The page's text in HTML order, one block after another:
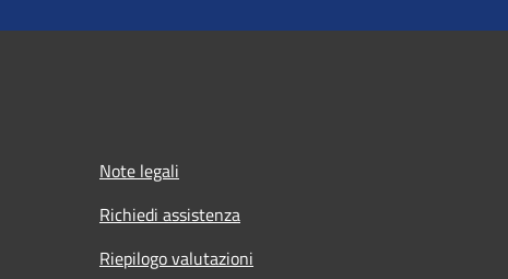
Note legali
Richiedi assistenza
Riepilogo valutazioni